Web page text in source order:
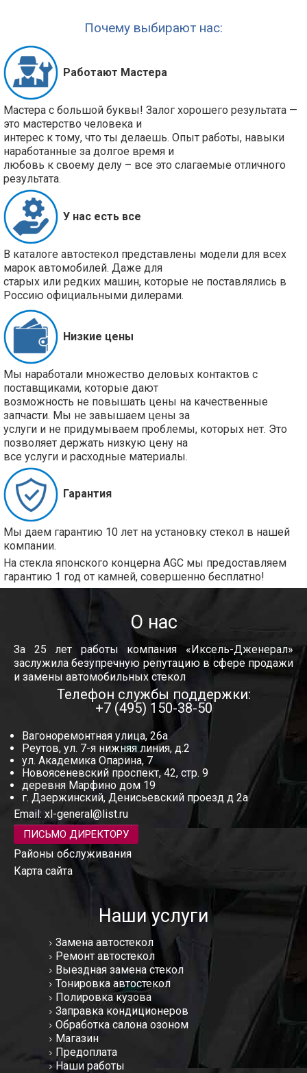
Почему выбирают нас:
Работают Мастера
Мастера с большой буквы! Залог хорошего результата —
это мастерство человека и
интерес к тому, что ты делаешь. Опыт работы, навыки
наработанные за долгое время и
любовь к своему делу – все это слагаемые отличного
результата.
У нас есть все
В каталоге автостекол представлены модели для всех
марок автомобилей. Даже для
старых или редких машин, которые не поставлялись в
Россию официальными дилерами.
Низкие цены
Мы наработали множество деловых контактов с
поставщиками, которые дают
возможность не повышать цены на качественные
запчасти. Мы не завышаем цены за
услуги и не придумываем проблемы, которых нет. Это
позволяет держать низкую цену на
все услуги и расходные материалы.
Гарантия
Мы даем гарантию 10 лет на установку стекол в нашей
компании.
На стекла японского концерна AGC мы предоставляем
гарантию 1 год от камней, совершенно бесплатно!
О нас
За 25 лет работы компания «Иксель-Дженерал»
заслужила безупречную репутацию в сфере продажи
и замены автомобильных стекол
Телефон службы поддержки:
+7 (495) 150-38-50
Вагоноремонтная улица, 26а
Реутов, ул. 7-я нижняя линия, д.2
ул. Академика Опарина, 7
Новоясеневский проспект, 42, стр. 9
деревня Марфино дом 19
г. Дзержинский, Денисьевский проезд д 2а
Email: xl-general@list.ru
ПИСЬМО ДИРЕКТОРУ
Районы обслуживания
Карта сайта
Наши услуги
Замена автостекол
Ремонт автостекол
Выездная замена стекол
Тонировка автостекол
Полировка кузова
Заправка кондиционеров
Обработка салона озоном
Магазин
Предоплата
Наши работы